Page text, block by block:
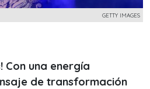
GETTY IMAGES
Con una energía
de transformación